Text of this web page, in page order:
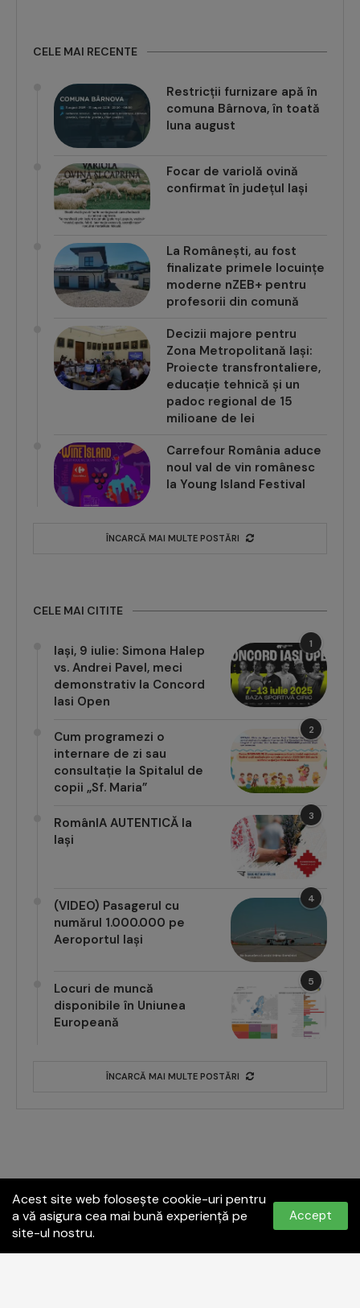
CELE MAI RECENTE
Restricții furnizare apă în
comuna Bârnova, în toată
luna august
Focar de variolă ovină
confirmat în județul Iași
La Românești, au fost
finalizate primele locuințe
moderne nZEB+ pentru
profesorii din comună
Decizii majore pentru
Zona Metropolitană Iași:
Proiecte transfrontaliere,
educație tehnică și un
padoc regional de 15
milioane de lei
Carrefour România aduce
noul val de vin românesc
la Young Island Festival
ÎNCARCĂ MAI MULTE POSTĂRI
CELE MAI CITITE
1
Iași, 9 iulie: Simona Halep
vs. Andrei Pavel, meci
demonstrativ la Concord
Iasi Open
2
Cum programezi o
internare de zi sau
consultație la Spitalul de
copii „Sf. Maria”
3
RomânIA AUTENTICĂ la
Iași
4
(VIDEO) Pasagerul cu
numărul 1.000.000 pe
Aeroportul Iași
5
Locuri de muncă
disponibile în Uniunea
Europeană
ÎNCARCĂ MAI MULTE POSTĂRI
Acest site web folosește cookie-uri pentru
a vă asigura cea mai bună experiență pe
site-ul nostru.
Accept